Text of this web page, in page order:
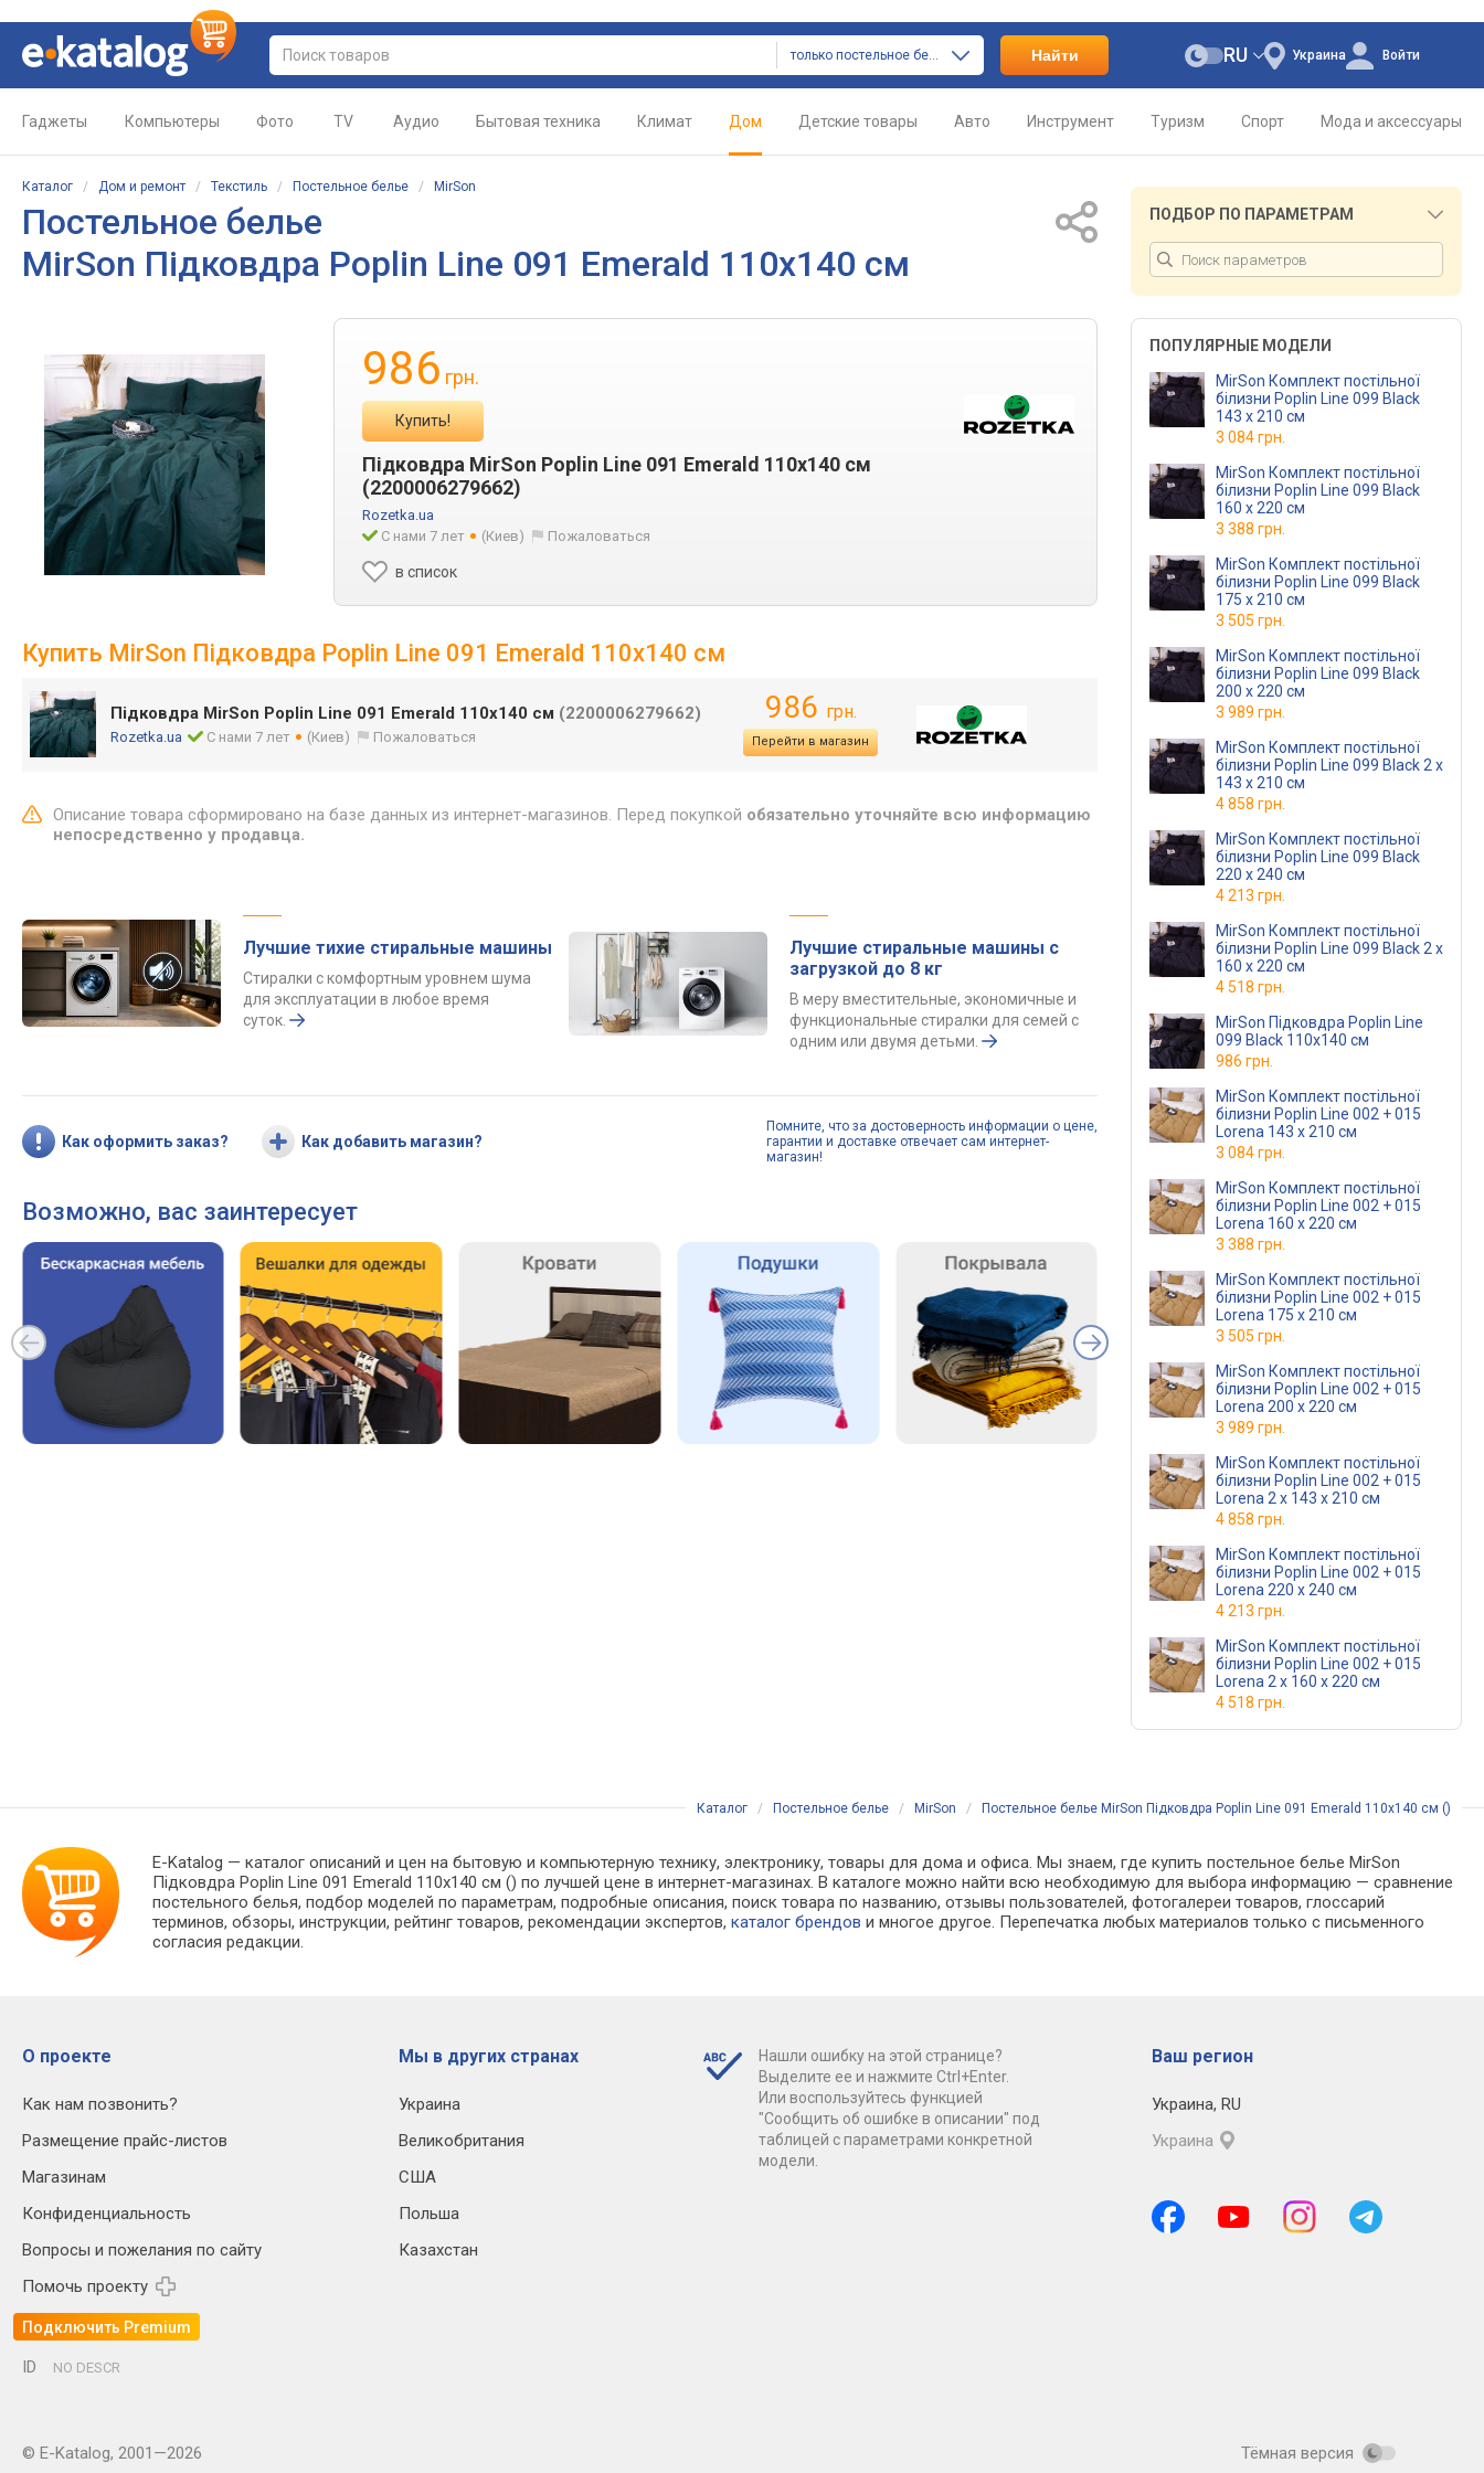
только постельное белье Найти Украина
RU Войти
Гаджеты Компьютеры Фото TV Аудио Бытовая техника Климат Дом Детские товары Авто Инструмент Туризм Спорт Мода и аксессуары
Каталог / Дом и ремонт / Текстиль / Постельное белье / MirSon
Постельное белье
MirSon Підковдра Poplin Line 091 Emerald 110х140 см
986 грн.
Купить!
Підковдра MirSon Poplin Line 091 Emerald 110х140 см
(2200006279662)
Rozetka.ua
С нами 7 лет
(Киев) Пожаловаться
в список
Купить MirSon Підковдра Poplin Line 091 Emerald 110х140 см
Підковдра MirSon Poplin Line 091 Emerald 110х140 см (2200006279662)
Rozetka.ua С нами 7 лет (Киев) Пожаловаться
986 грн.
Перейти в магазин
Описание товара сформировано на базе данных из интернет-магазинов. Перед покупкой обязательно уточняйте всю информацию
непосредственно у продавца.
Лучшие тихие стиральные машины
Стиралки с комфортным уровнем шума
для эксплуатации в любое время
суток.
Лучшие стиральные машины с
загрузкой до 8 кг
В меру вместительные, экономичные и
функциональные стиралки для семей с
одним или двумя детьми.
Как оформить заказ? Как добавить магазин?
Помните, что за достоверность информации о цене,
гарантии и доставке отвечает сам интернет-
магазин!
Возможно, вас заинтересует
ПОДБОР ПО ПАРАМЕТРАМ
ПОПУЛЯРНЫЕ МОДЕЛИ
MirSon Комплект постільної
білизни Poplin Line 099 Black
143 x 210 см
3 084 грн.
MirSon Комплект постільної
білизни Poplin Line 099 Black
160 x 220 см
3 388 грн.
MirSon Комплект постільної
білизни Poplin Line 099 Black
175 x 210 см
3 505 грн.
MirSon Комплект постільної
білизни Poplin Line 099 Black
200 x 220 см
3 989 грн.
MirSon Комплект постільної
білизни Poplin Line 099 Black 2 x
143 x 210 см
4 858 грн.
MirSon Комплект постільної
білизни Poplin Line 099 Black
220 x 240 см
4 213 грн.
MirSon Комплект постільної
білизни Poplin Line 099 Black 2 x
160 x 220 см
4 518 грн.
MirSon Підковдра Poplin Line
099 Black 110х140 см
986 грн.
MirSon Комплект постільної
білизни Poplin Line 002 + 015
Lorena 143 x 210 см
3 084 грн.
MirSon Комплект постільної
білизни Poplin Line 002 + 015
Lorena 160 x 220 см
3 388 грн.
MirSon Комплект постільної
білизни Poplin Line 002 + 015
Lorena 175 x 210 см
3 505 грн.
MirSon Комплект постільної
білизни Poplin Line 002 + 015
Lorena 200 x 220 см
3 989 грн.
MirSon Комплект постільної
білизни Poplin Line 002 + 015
Lorena 2 x 143 x 210 см
4 858 грн.
MirSon Комплект постільної
білизни Poplin Line 002 + 015
Lorena 220 x 240 см
4 213 грн.
MirSon Комплект постільної
білизни Poplin Line 002 + 015
Lorena 2 x 160 x 220 см
4 518 грн.
Каталог / Постельное белье / MirSon / Постельное белье MirSon Підковдра Poplin Line 091 Emerald 110х140 см ()
E-Katalog — каталог описаний и цен на бытовую и компьютерную технику, электронику, товары для дома и офиса. Мы знаем, где купить постельное белье MirSon
Підковдра Poplin Line 091 Emerald 110х140 см () по лучшей цене в интернет-магазинах. В каталоге можно найти всю необходимую для выбора информацию — сравнение
постельного белья, подбор моделей по параметрам, подробные описания, поиск товара по названию, отзывы пользователей, фотогалереи товаров, глоссарий
терминов, обзоры, инструкции, рейтинг товаров, рекомендации экспертов,каталог брендов и многое другое. Перепечатка любых материалов только с письменного
согласия редакции.
О проекте
Как нам позвонить?
Размещение прайс-листов
Магазинам
Конфиденциальность
Вопросы и пожелания по сайту
Помочь проекту
Подключить Premium
Мы в других странах
Украина
Великобритания
США
Польша
Казахстан
Нашли ошибку на этой странице?
Выделите ее и нажмите Ctrl+Enter.
Или воспользуйтесь функцией
"Сообщить об ошибке в описании" под
таблицей с параметрами конкретной
модели.
Ваш регион
Украина, RU
Украина
ID NO DESCR
© E-Katalog, 2001—2026 Тёмная версия